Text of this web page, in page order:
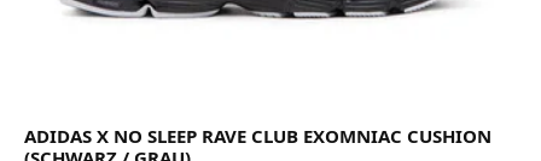
ADIDAS X NO SLEEP RAVE CLUB EXOMNIAC CUSHION